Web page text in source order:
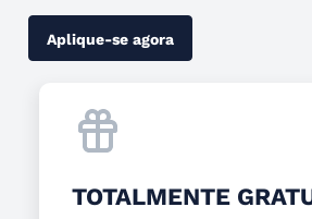
Aplique-se agora
TOTALMENTE